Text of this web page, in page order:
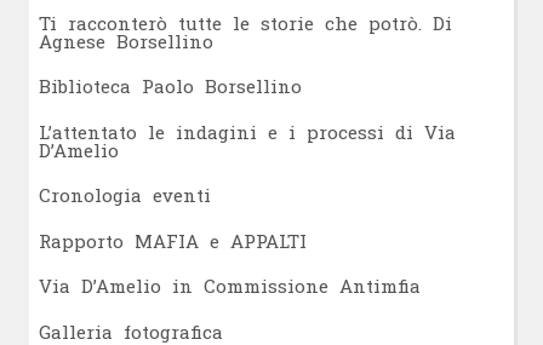
Ti racconterò tutte le storie che potrò. Di
Agnese Borsellino
Biblioteca Paolo Borsellino
L’attentato le indagini e i processi di Via
D’Amelio
Cronologia eventi
Rapporto MAFIA e APPALTI
Via D’Amelio in Commissione Antimfia
Galleria fotografica